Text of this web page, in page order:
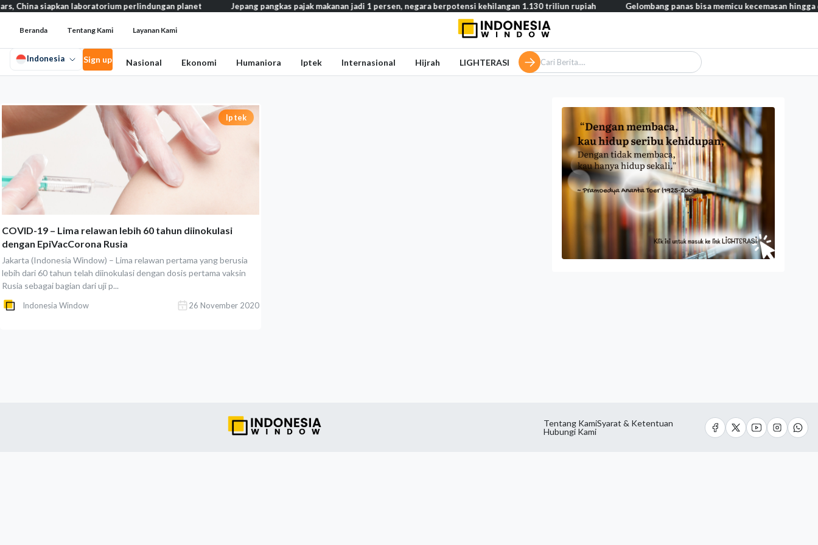
Iptek
COVID-19 – Lima relawan lebih 60 tahun diinokulasi
dengan EpiVacCorona Rusia
Jakarta (Indonesia Window) – Lima relawan pertama yang berusia
lebih dari 60 tahun telah diinokulasi dengan dosis pertama vaksin
Rusia sebagai bagian dari uji p...
Indonesia Window 26 November 2020
Tentang KamiSyarat & Ketentuan
Hubungi Kami
China siapkan laboratorium perlindungan planet Jepang pangkas pajak makanan jadi 1 persen, negara berpotensi kehilangan 1.130 triliun rupiah Gelombang panas bisa memicu kecemasan hingga
Beranda Tentang Kami Layanan Kami
Indonesia Sign up Nasional Ekonomi Humaniora Iptek Internasional Hijrah LIGHTERASI